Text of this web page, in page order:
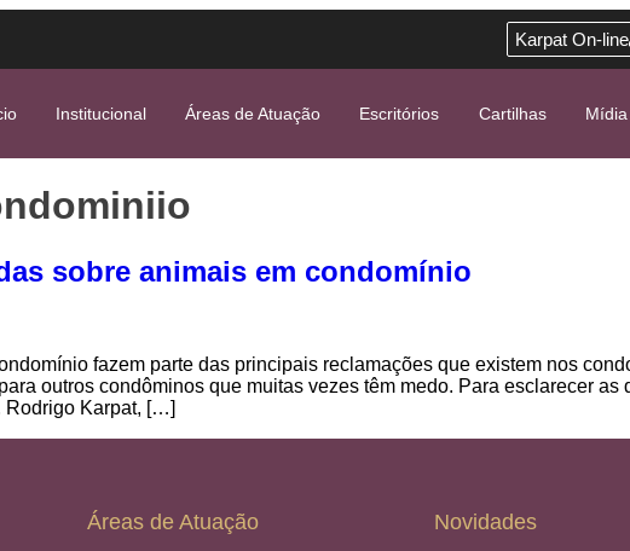
Karpat On-line
Institucional Áreas de Atuação Escritórios Cartilhas Mídia
sobre animais em condomínio
fazem parte das principais reclamações que existem nos
outros condôminos que muitas vezes têm medo. Para esclarecer
Rodrigo Karpat, […]
Áreas de Atuação Novidades